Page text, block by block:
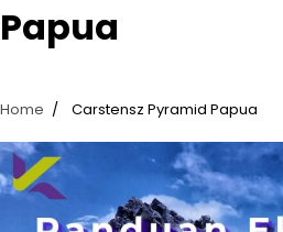
Papua
Home Carstensz Pyramid Papua